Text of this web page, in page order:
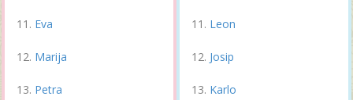
Eva
Marija
Petra
Leon
Josip
Karlo